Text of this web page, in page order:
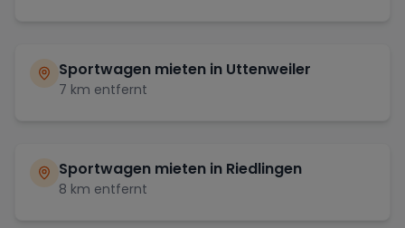
Sportwagen mieten in Uttenweiler
7 km entfernt
Sportwagen mieten in Riedlingen
8 km entfernt